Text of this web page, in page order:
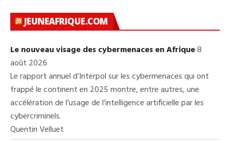
JEUNEAFRIQUE.COM
Le nouveau visage des cybermenaces en Afrique8
août 2026
Le rapport annuel d’Interpol sur les cybermenaces qui ont
frappé le continent en 2025 montre, entre autres, une
accélération de l’usage de l’intelligence artificielle par les
cybercriminels.
Quentin Velluet